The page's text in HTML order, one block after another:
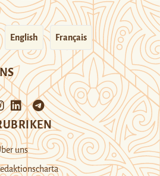
English Français
uns